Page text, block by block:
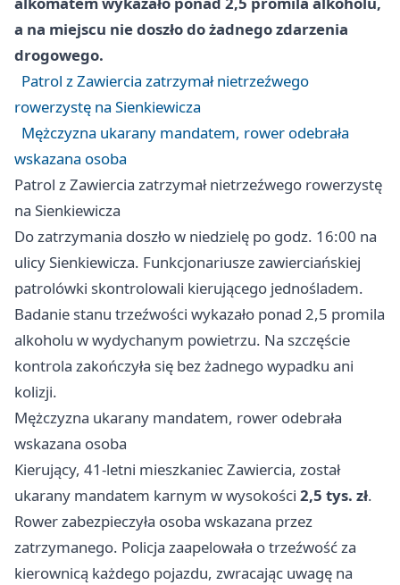
a na miejscu nie doszło do żadnego zdarzenia
drogowego.
Patrol z Zawiercia zatrzymał nietrzeźwego
rowerzystę na Sienkiewicza
Mężczyzna ukarany mandatem, rower odebrała
wskazana osoba
Patrol z Zawiercia zatrzymał nietrzeźwego rowerzystę
na Sienkiewicza
Do zatrzymania doszło w niedzielę po godz. 16:00 na
ulicy Sienkiewicza. Funkcjonariusze zawierciańskiej
patrolówki skontrolowali kierującego jednośladem.
Badanie stanu trzeźwości wykazało ponad 2,5 promila
alkoholu w wydychanym powietrzu. Na szczęście
kontrola zakończyła się bez żadnego wypadku ani
kolizji.
Mężczyzna ukarany mandatem, rower odebrała
wskazana osoba
Kierujący, 41-letni mieszkaniec Zawiercia, został
ukarany mandatem karnym w wysokości 2,5 tys. zł.
Rower zabezpieczyła osoba wskazana przez
zatrzymanego. Policja zaapelowała o trzeźwość za
kierownicą każdego pojazdu, zwracając uwagę na